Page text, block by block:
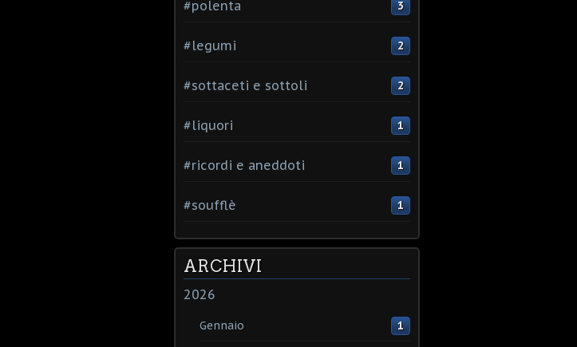
#polenta 3
#legumi 2
#sottaceti e sottoli 2
#liquori 1
#ricordi e aneddoti 1
#soufflè 1
ARCHIVI
2026
Gennaio 1